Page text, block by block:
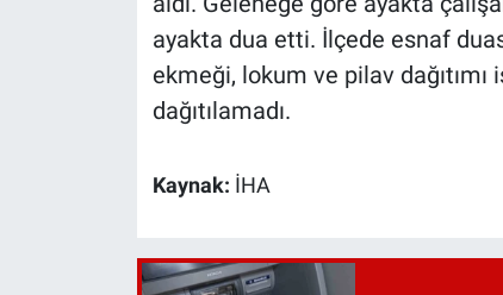
ayakta dua etti. İlçede esnaf
ekmeği, lokum ve pilav dağıtımı
dağıtılamadı.
Kaynak: İHA